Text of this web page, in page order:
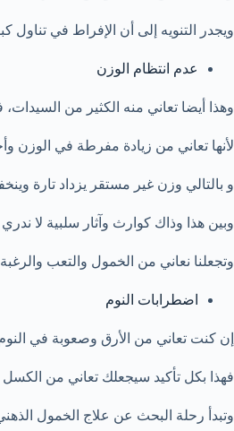
ويجدر التنويه إلى أن الإفراط في
عدم انتظام الوزن
وهذا أيضا تعاني منه الكثير من
لأنها تعاني من زيادة مفرطة في الوزن
و بالتالي وزن غير مستقر يزداد تارة
وبين هذا وذاك كوارث وآثار سلبية لا
وتجعلنا نعاني من الخمول والتعب
اضطرابات النوم
إن كنت تعاني من الأرق وصعوبة في
فهذا بكل تأكيد سيجعلك تعاني من الكسل
وتبدأ رحلة البحث عن علاج الخمول